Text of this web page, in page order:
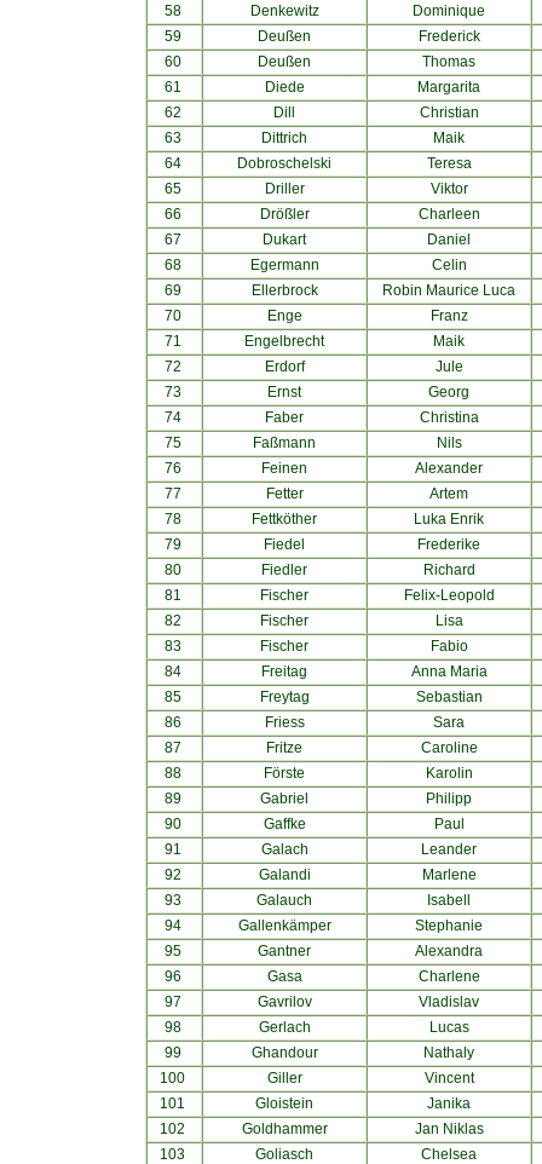
58
Denkewitz
Dominique
59
Deußen
Frederick
60
Deußen
Thomas
61
Diede
Margarita
62
Dill
Christian
63
Dittrich
Maik
64
Dobroschelski
Teresa
65
Driller
Viktor
66
Drößler
Charleen
67
Dukart
Daniel
68
Egermann
Celin
69
Ellerbrock
Robin Maurice Luca
70
Enge
Franz
71
Engelbrecht
Maik
72
Erdorf
Jule
73
Ernst
Georg
74
Faber
Christina
75
Faßmann
Nils
76
Feinen
Alexander
77
Fetter
Artem
78
Fettköther
Luka Enrik
79
Fiedel
Frederike
80
Fiedler
Richard
81
Fischer
Felix-Leopold
82
Fischer
Lisa
83
Fischer
Fabio
84
Freitag
Anna Maria
85
Freytag
Sebastian
86
Friess
Sara
87
Fritze
Caroline
88
Förste
Karolin
89
Gabriel
Philipp
90
Gaffke
Paul
91
Galach
Leander
92
Galandi
Marlene
93
Galauch
Isabell
94
Gallenkämper
Stephanie
95
Gantner
Alexandra
96
Gasa
Charlene
97
Gavrilov
Vladislav
98
Gerlach
Lucas
99
Ghandour
Nathaly
100
Giller
Vincent
101
Gloistein
Janika
102
Goldhammer
Jan Niklas
103
Goliasch
Chelsea